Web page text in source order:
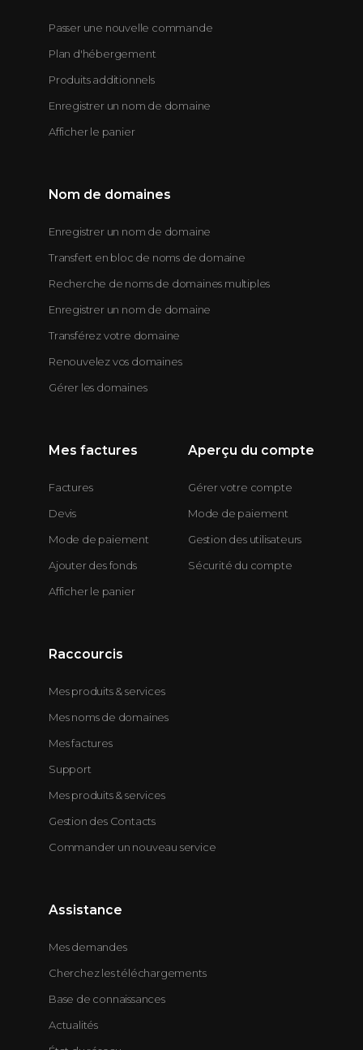
Passer une nouvelle commande
Plan d'hébergement
Produits additionnels
Enregistrer un nom de domaine
Afficher le panier
Nom de domaines
Enregistrer un nom de domaine
Transfert en bloc de noms de domaine
Recherche de noms de domaines multiples
Enregistrer un nom de domaine
Transférez votre domaine
Renouvelez vos domaines
Gérer les domaines
Mes factures
Factures
Devis
Mode de paiement
Ajouter des fonds
Afficher le panier
Aperçu du compte
Gérer votre compte
Mode de paiement
Gestion des utilisateurs
Sécurité du compte
Raccourcis
Mes produits & services
Mes noms de domaines
Mes factures
Support
Mes produits & services
Gestion des Contacts
Commander un nouveau service
Assistance
Mes demandes
Cherchez les téléchargements
Base de connaissances
Actualités